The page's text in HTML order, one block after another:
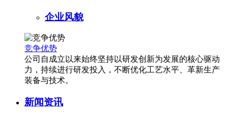
企业风貌
竞争优势
公司自成立以来始终坚持以研发创新为发展的核心驱动
力，持续进行研发投入，不断优化工艺水平、革新生产
装备与技术。
新闻资讯